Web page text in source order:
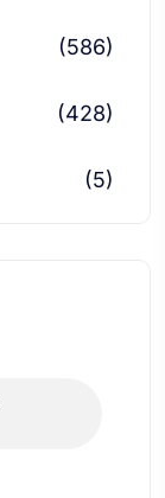
(586)
(428)
(5)